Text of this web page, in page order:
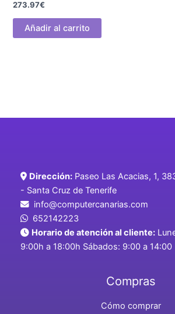
273.97€
Añadir al carrito
Dirección: Paseo Las Acacias, 1,
- Santa Cruz de Tenerife
info@computercanarias.com
652142223
Horario de atención al cliente:
9:00h a 18:00h Sábados: 9:00 a 14:00
Compras
Cómo comprar